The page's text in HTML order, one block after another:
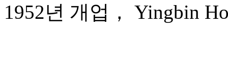
1952년 개업， Yingbin